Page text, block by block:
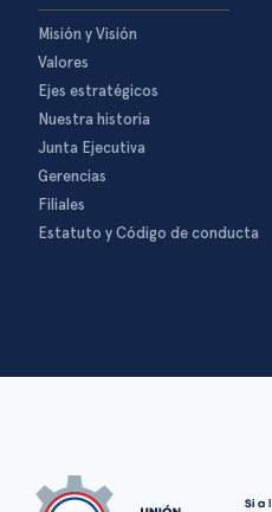
Misión y Visión
Valores
Ejes estratégicos
Nuestra historia
Junta Ejecutiva
Gerencias
Filiales
Estatuto y Código de conducta